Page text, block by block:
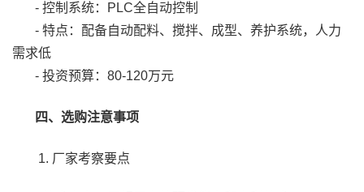
- 控制系统：PLC全自动控制
- 特点：配备自动配料、搅拌、成型、养护系统，人力
需求低
- 投资预算：80-120万元
四、选购注意事项
1. 厂家考察要点